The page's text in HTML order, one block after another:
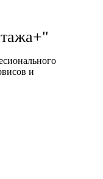
и